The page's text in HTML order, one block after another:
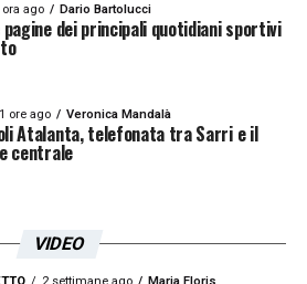
Canovi arrivano in una
per la Lazio. Il club
fare i conti con un
con una tifoseria che
e con una
il mercato, il rapporto con
Flaminio e il ruolo
ora ago Dario Bartolucci
pagine dei principali quotidiani sportivi
ore ago Veronica Mandalà
Atalanta, telefonata tra Sarri e il
centrale
VIDEO
2 settimane ago Maria Floris